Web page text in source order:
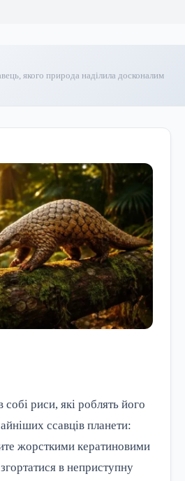
якого природа наділила досконалим
риси, які роблять його
ссавців планети:
жорсткими кератиновими
в неприступну